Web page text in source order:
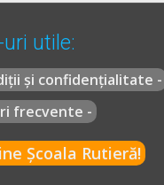
utile:
și confidențialitate -
frecvente -
Școala Rutieră!